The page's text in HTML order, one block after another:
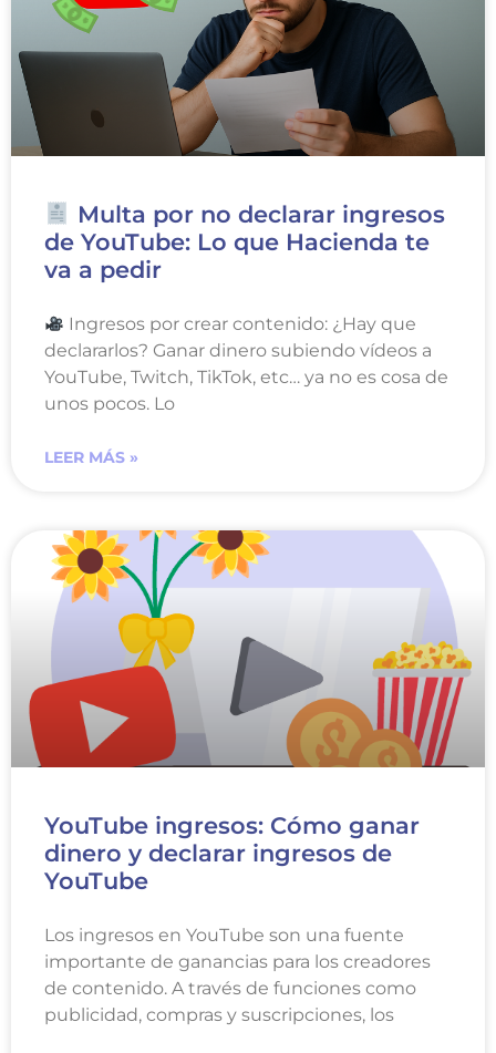
Multa por no declarar ingresos
de YouTube: Lo que Hacienda te
va a pedir
Ingresos por crear contenido: ¿Hay que
declararlos? Ganar dinero subiendo vídeos a
YouTube, Twitch, TikTok, etc… ya no es cosa de
unos pocos. Lo
LEER MÁS »
YouTube ingresos: Cómo ganar
dinero y declarar ingresos de
YouTube
Los ingresos en YouTube son una fuente
importante de ganancias para los creadores
de contenido. A través de funciones como
publicidad, compras y suscripciones, los